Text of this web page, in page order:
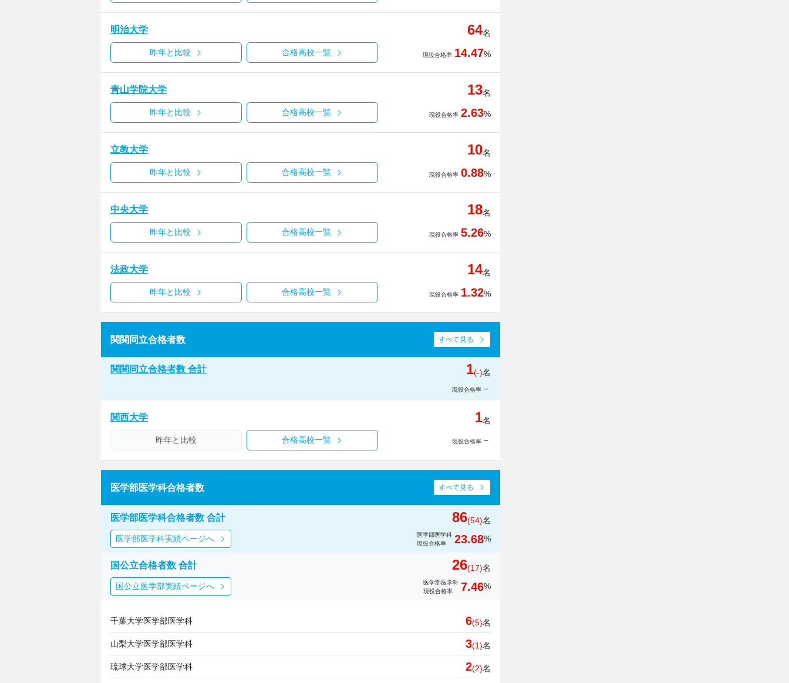
明治大学 64名
現役合格率 14.47%
昨年と比較 合格高校一覧
青山学院大学 13名
現役合格率 2.63%
昨年と比較 合格高校一覧
立教大学 10名
現役合格率 0.88%
昨年と比較 合格高校一覧
中央大学 18名
現役合格率 5.26%
昨年と比較 合格高校一覧
法政大学 14名
現役合格率 1.32%
昨年と比較 合格高校一覧
関関同立合格者数 すべて見る
関関同立合格者数 合計 1(-)名
現役合格率 －
関西大学 1名
現役合格率 －
昨年と比較 合格高校一覧
医学部医学科合格者数 すべて見る
医学部医学科合格者数 合計 86(54)名
医学部医学科
現役合格率
23.68%
医学部医学科実績ページへ
国公立合格者数 合計 26(17)名
医学部医学科
現役合格率
7.46%
国公立医学部実績ページへ
千葉大学医学部医学科 6(5)名
山梨大学医学部医学科 3(1)名
琉球大学医学部医学科 2(2)名